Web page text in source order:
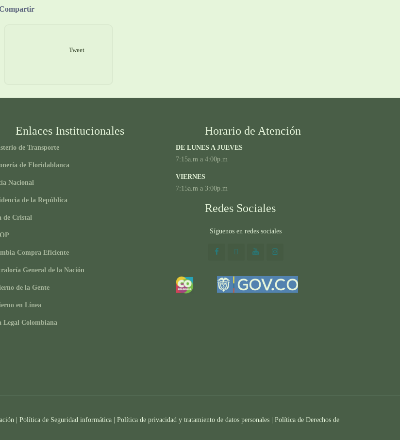
Tweet
Enlaces Institucionales
de Transporte
de Floridablanca
Nacional
de la República
de Cristal
Compra Eficiente
General de la Nación
de la Gente
en Línea
Legal Colombiana
Horario de Atención
DE LUNES A JUEVES
7:15a.m a 4:00p.m
VIERNES
7:15a.m a 3:00p.m
Redes Sociales
Síguenos en redes sociales
| Política de Seguridad informática | Política de privacidad y tratamiento de datos personales | Política de Derechos de